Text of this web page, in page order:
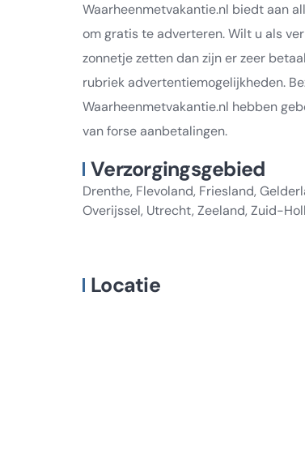
Waarheenmetvakantie.nl biedt aan
om gratis te adverteren. Wilt u als
zonnetje zetten dan zijn er zeer
rubriek advertentiemogelijkheden.
Waarheenmetvakantie.nl hebben
van forse aanbetalingen.
Verzorgingsgebied
Drenthe, Flevoland, Friesland,
Overijssel, Utrecht, Zeeland, Zuid-
Locatie